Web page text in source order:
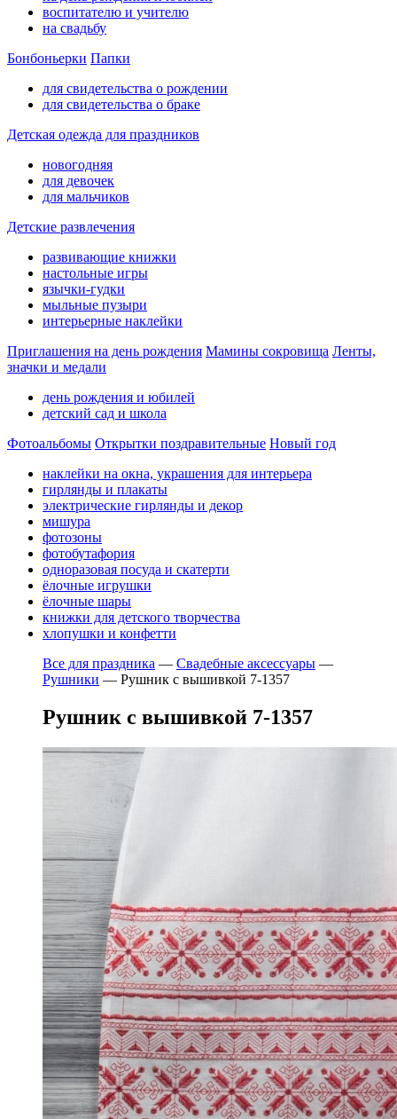
воспитателю и учителю
на свадьбу
Бонбоньерки Папки
для свидетельства о рождении
для свидетельства о браке
Детская одежда для праздников
новогодняя
для девочек
для мальчиков
Детские развлечения
развивающие книжки
настольные игры
язычки-гудки
мыльные пузыри
интерьерные наклейки
Приглашения на день рождения Мамины сокровища Ленты,
значки и медали
день рождения и юбилей
детский сад и школа
Фотоальбомы Открытки поздравительные Новый год
наклейки на окна, украшения для интерьера
гирлянды и плакаты
электрические гирлянды и декор
мишура
фотозоны
фотобутафория
одноразовая посуда и скатерти
ёлочные игрушки
ёлочные шары
книжки для детского творчества
хлопушки и конфетти
Все для праздника — Свадебные аксессуары —
Рушники — Рушник с вышивкой 7-1357
Рушник с вышивкой 7-1357